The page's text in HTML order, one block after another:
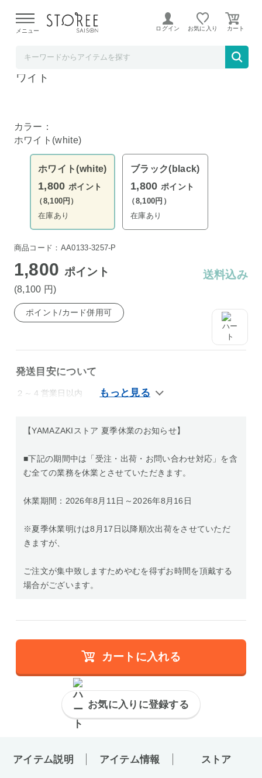
よる配送遅延が発生しております。
メニュー ログイン お気に入り
tower シンク上キッチン収納ラック タワー ホ
ワイト
カラー：
ホワイト(white)
ホワイト(white)
1,800 ポイント
（8,100円）
在庫あり
ブラック(black)
1,800 ポイント
（8,100円）
在庫あり
商品コード：AA0133-3257-P
1,800 ポイント
(8,100 円)
送料込み
ポイント/カード併用可
発送目安について
２～４営業日以内
【YAMAZAKIストア 夏季休業のお知らせ】
■下記の期間中は「受注・出荷・お問い合わせ対応」を含
む全ての業務を休業とさせていただきます。
休業期間：2026年8月11日～2026年8月16日
※夏季休業明けは8月17日以降順次出荷をさせていただ
きますが、
ご注文が集中致しますためやむを得ずお時間を頂戴する
場合がございます。
カートに入れる
お気に入りに登録する
アイテム説明 アイテム情報 ストア